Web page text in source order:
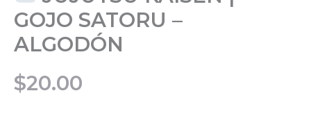
GOJO SATORU –
ALGODÓN
$20.00